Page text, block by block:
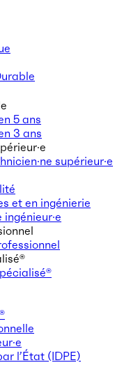
5 ans
3 ans
supérieur·e
et en ingénierie
l’État (IDPE)